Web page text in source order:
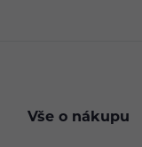
Vše o nákupu